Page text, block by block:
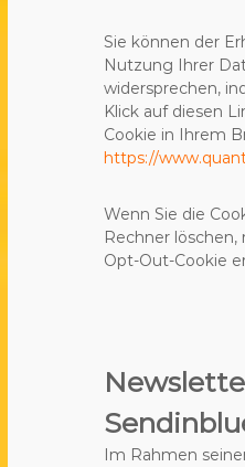
Sie können der
Nutzung Ihrer
widersprechen,
Klick auf diesen
Cookie in Ihrem
https://
Wenn Sie die
Rechner löschen,
Opt-Out-Cookie
Im Rahmen